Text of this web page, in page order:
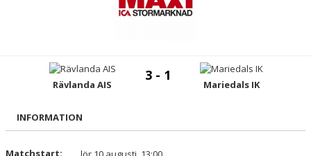
BILDGALLERI
Rävlanda AIS
3 - 1
Mariedals IK
INFORMATION
Matchstart: